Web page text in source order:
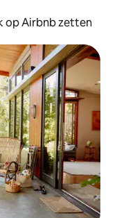
op Airbnb zetten